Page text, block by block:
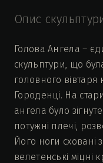
Опис
Голова Ангела –
скульптури, що
головного вівтаря
Городенці. На
ангела було
потужні плечі,
Його ноги
велетенські міцні